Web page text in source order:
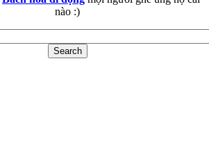
nào :)